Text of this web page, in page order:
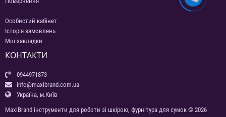
Особистий кабінет
Історія замовлень
Мої закладки
КОНТАКТИ
0944971873
info@maxibrand.com.ua
Україна, м.Київ
MaxiBrand інструменти для роботи зі шкірою, фурнітура для сумок © 2026